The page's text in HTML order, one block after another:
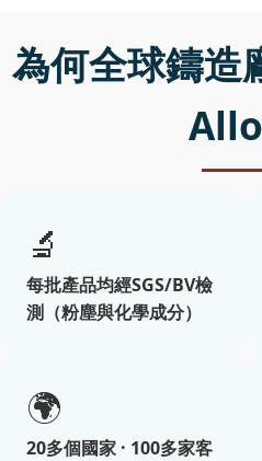
為何全球鑄
🔬
每批產品均經SGS/BV檢
測（粉塵與化學成分）
🌍
20多個國家 · 100多家客